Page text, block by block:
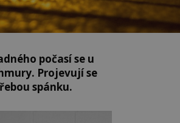
počasí se u
Projevují se
spánku.